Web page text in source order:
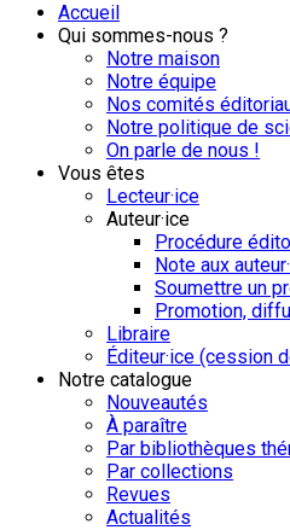
Accueil
Qui sommes-nous ?
Notre maison
Notre équipe
Nos comités
Notre politique de
On parle de nous !
Vous êtes
Lecteur·ice
Auteur·ice
Procédure
Note aux
Soumettre un
Promotion,
Libraire
Éditeur·ice (cession
Notre catalogue
Nouveautés
À paraître
Par bibliothèques
Par collections
Revues
Actualités